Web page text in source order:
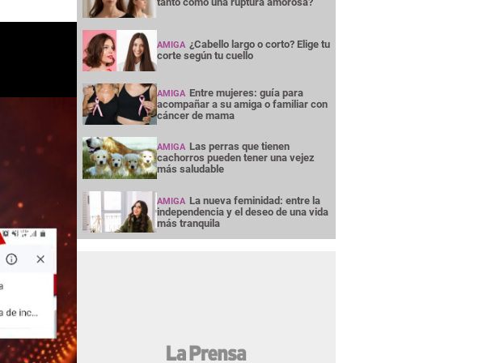
AMIGA ¿Cabello largo o corto? Elige tu
corte según tu cuello
AMIGA Entre mujeres: guía para
acompañar a su amiga o familiar con
cáncer de mama
AMIGA Las perras que tienen
cachorros pueden tener una vejez
más saludable
AMIGA La nueva feminidad: entre la
independencia y el deseo de una vida
más tranquila